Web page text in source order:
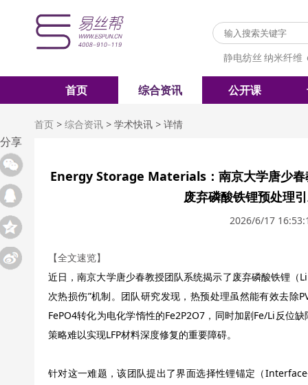
静电纺丝 纳米纤维
首页 综合资讯 公开课
首页 > 综合资讯 > 学术快讯 > 详情
Energy Storage Materials：南京大学唐少春
废弃磷酸铁锂预处理
2026/6/17
【全文速览】
近日，南京大学唐少春教授团队系统揭示了废弃磷酸铁锂（
次热损伤”机制。团队研究发现，热预处理虽然能有效去除
FePO4转化为电化学惰性的Fe2P2O7，同时加剧Fe/Li反位
策略难以实现LFP材料深度修复的重要障碍。
针对这一难题，该团队提出了界面选择性锂锚定（
分享